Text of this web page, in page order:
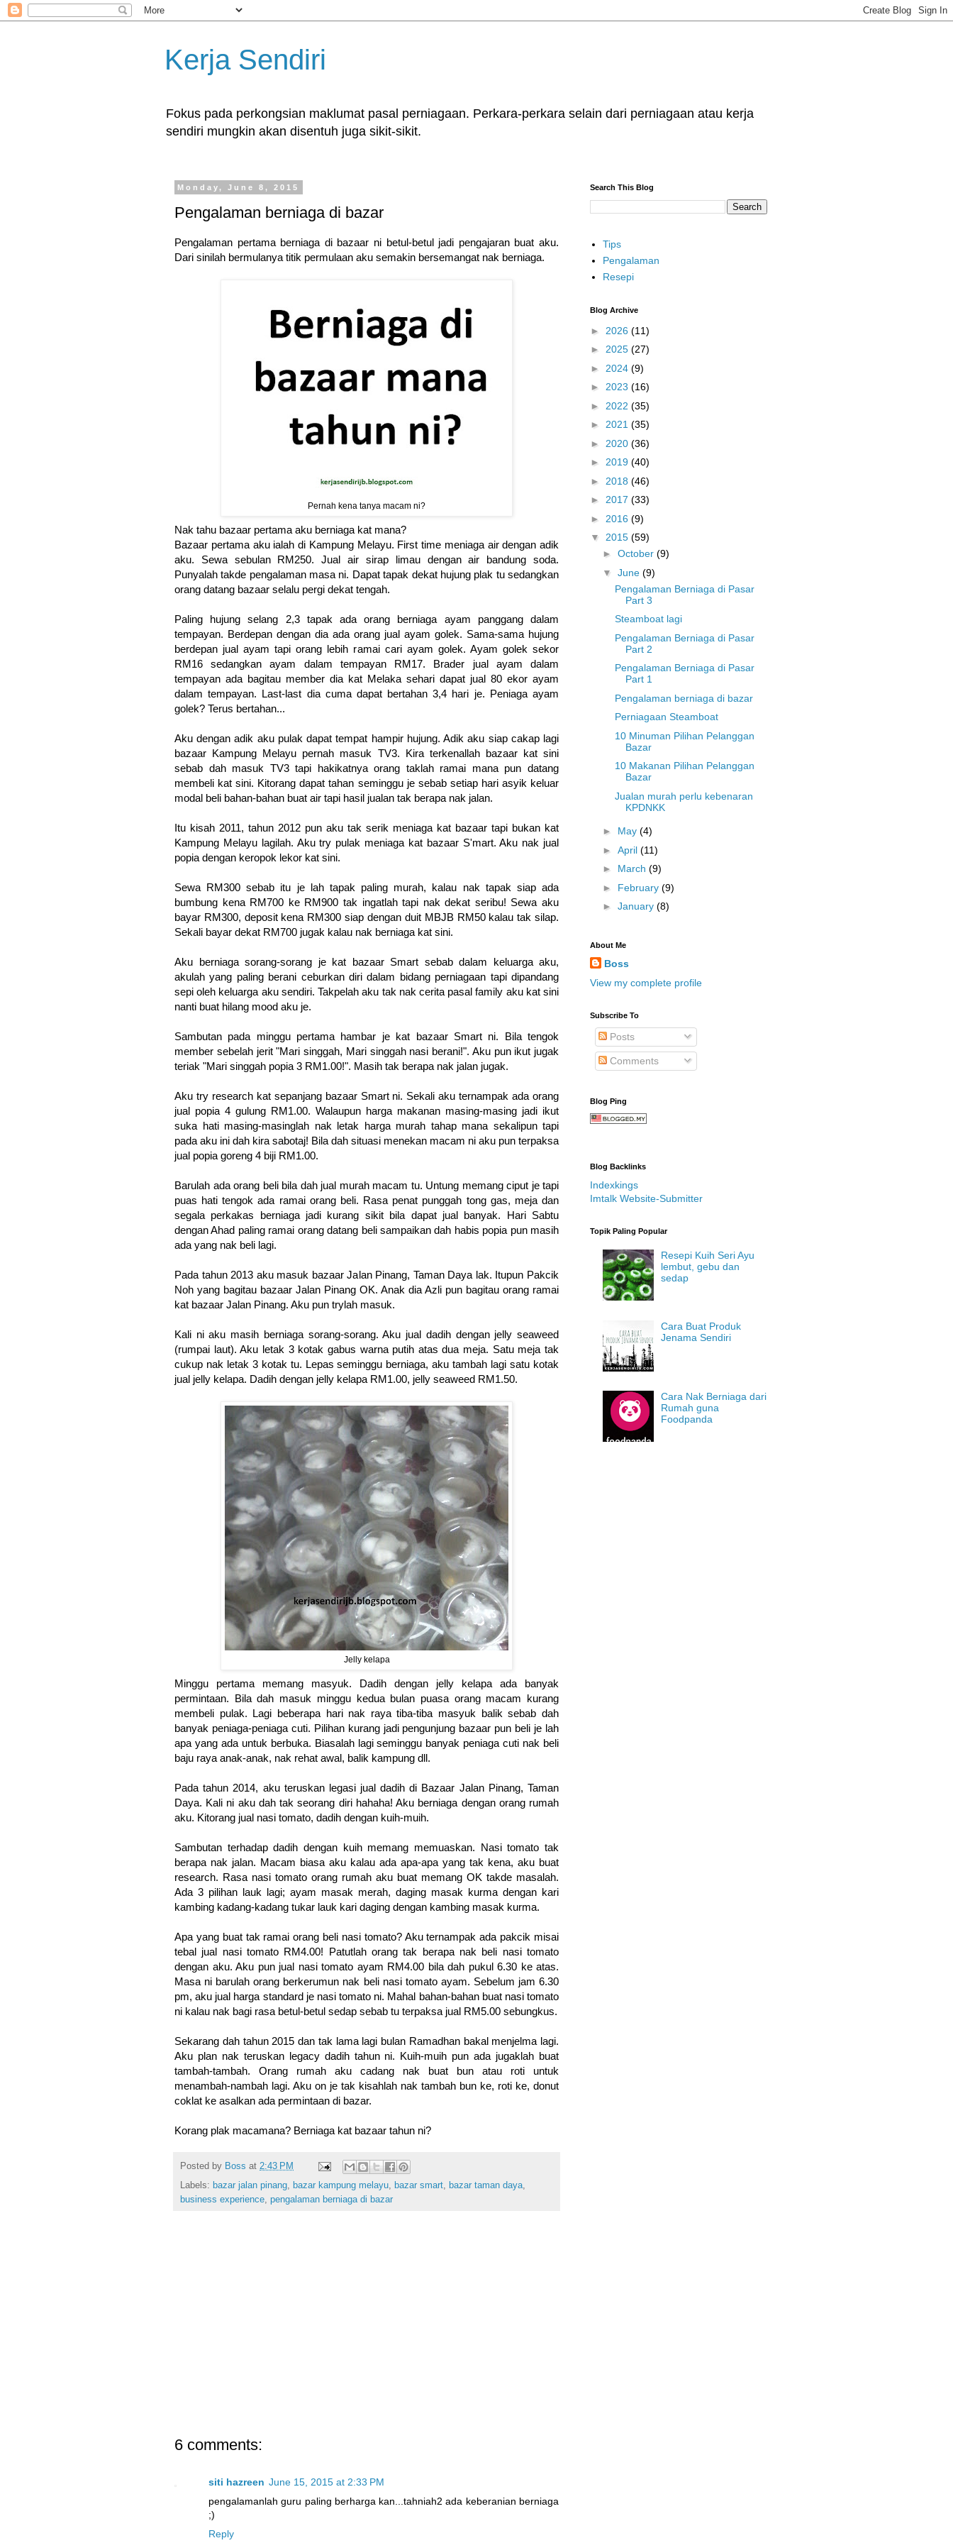
Kerja Sendiri
Fokus pada perkongsian maklumat pasal perniagaan. Perkara-perkara selain dari perniagaan atau kerja
sendiri mungkin akan disentuh juga sikit-sikit.
Monday, June 8, 2015
Pengalaman berniaga di bazar
Pengalaman pertama berniaga di bazaar ni betul-betul jadi pengajaran buat aku.
Dari sinilah bermulanya titik permulaan aku semakin bersemangat nak berniaga.
Pernah kena tanya macam ni?
Nak tahu bazaar pertama aku berniaga kat mana?
Bazaar pertama aku ialah di Kampung Melayu. First time meniaga air dengan adik
aku. Sewa sebulan RM250. Jual air sirap limau dengan air bandung soda.
Punyalah takde pengalaman masa ni. Dapat tapak dekat hujung plak tu sedangkan
orang datang bazaar selalu pergi dekat tengah.
Paling hujung selang 2,3 tapak ada orang berniaga ayam panggang dalam
tempayan. Berdepan dengan dia ada orang jual ayam golek. Sama-sama hujung
berdepan jual ayam tapi orang lebih ramai cari ayam golek. Ayam golek sekor
RM16 sedangkan ayam dalam tempayan RM17. Brader jual ayam dalam
tempayan ada bagitau member dia kat Melaka sehari dapat jual 80 ekor ayam
dalam tempayan. Last-last dia cuma dapat bertahan 3,4 hari je. Peniaga ayam
golek? Terus bertahan...
Aku dengan adik aku pulak dapat tempat hampir hujung. Adik aku siap cakap lagi
bazaar Kampung Melayu pernah masuk TV3. Kira terkenallah bazaar kat sini
sebab dah masuk TV3 tapi hakikatnya orang taklah ramai mana pun datang
membeli kat sini. Kitorang dapat tahan seminggu je sebab setiap hari asyik keluar
modal beli bahan-bahan buat air tapi hasil jualan tak berapa nak jalan.
Itu kisah 2011, tahun 2012 pun aku tak serik meniaga kat bazaar tapi bukan kat
Kampung Melayu lagilah. Aku try pulak meniaga kat bazaar S'mart. Aku nak jual
popia dengan keropok lekor kat sini.
Sewa RM300 sebab itu je lah tapak paling murah, kalau nak tapak siap ada
bumbung kena RM700 ke RM900 tak ingatlah tapi nak dekat seribu! Sewa aku
bayar RM300, deposit kena RM300 siap dengan duit MBJB RM50 kalau tak silap.
Sekali bayar dekat RM700 jugak kalau nak berniaga kat sini.
Aku berniaga sorang-sorang je kat bazaar Smart sebab dalam keluarga aku,
akulah yang paling berani ceburkan diri dalam bidang perniagaan tapi dipandang
sepi oleh keluarga aku sendiri. Takpelah aku tak nak cerita pasal family aku kat sini
nanti buat hilang mood aku je.
Sambutan pada minggu pertama hambar je kat bazaar Smart ni. Bila tengok
member sebelah jerit "Mari singgah, Mari singgah nasi berani!". Aku pun ikut jugak
teriak "Mari singgah popia 3 RM1.00!". Masih tak berapa nak jalan jugak.
Aku try research kat sepanjang bazaar Smart ni. Sekali aku ternampak ada orang
jual popia 4 gulung RM1.00. Walaupun harga makanan masing-masing jadi ikut
suka hati masing-masinglah nak letak harga murah tahap mana sekalipun tapi
pada aku ini dah kira sabotaj! Bila dah situasi menekan macam ni aku pun terpaksa
jual popia goreng 4 biji RM1.00.
Barulah ada orang beli bila dah jual murah macam tu. Untung memang ciput je tapi
puas hati tengok ada ramai orang beli. Rasa penat punggah tong gas, meja dan
segala perkakas berniaga jadi kurang sikit bila dapat jual banyak. Hari Sabtu
dengan Ahad paling ramai orang datang beli sampaikan dah habis popia pun masih
ada yang nak beli lagi.
Pada tahun 2013 aku masuk bazaar Jalan Pinang, Taman Daya lak. Itupun Pakcik
Noh yang bagitau bazaar Jalan Pinang OK. Anak dia Azli pun bagitau orang ramai
kat bazaar Jalan Pinang. Aku pun trylah masuk.
Kali ni aku masih berniaga sorang-sorang. Aku jual dadih dengan jelly seaweed
(rumpai laut). Aku letak 3 kotak gabus warna putih atas dua meja. Satu meja tak
cukup nak letak 3 kotak tu. Lepas seminggu berniaga, aku tambah lagi satu kotak
jual jelly kelapa. Dadih dengan jelly kelapa RM1.00, jelly seaweed RM1.50.
Jelly kelapa
Minggu pertama memang masyuk. Dadih dengan jelly kelapa ada banyak
permintaan. Bila dah masuk minggu kedua bulan puasa orang macam kurang
membeli pulak. Lagi beberapa hari nak raya tiba-tiba masyuk balik sebab dah
banyak peniaga-peniaga cuti. Pilihan kurang jadi pengunjung bazaar pun beli je lah
apa yang ada untuk berbuka. Biasalah lagi seminggu banyak peniaga cuti nak beli
baju raya anak-anak, nak rehat awal, balik kampung dll.
Pada tahun 2014, aku teruskan legasi jual dadih di Bazaar Jalan Pinang, Taman
Daya. Kali ni aku dah tak seorang diri hahaha! Aku berniaga dengan orang rumah
aku. Kitorang jual nasi tomato, dadih dengan kuih-muih.
Sambutan terhadap dadih dengan kuih memang memuaskan. Nasi tomato tak
berapa nak jalan. Macam biasa aku kalau ada apa-apa yang tak kena, aku buat
research. Rasa nasi tomato orang rumah aku buat memang OK takde masalah.
Ada 3 pilihan lauk lagi; ayam masak merah, daging masak kurma dengan kari
kambing kadang-kadang tukar lauk kari daging dengan kambing masak kurma.
Apa yang buat tak ramai orang beli nasi tomato? Aku ternampak ada pakcik misai
tebal jual nasi tomato RM4.00! Patutlah orang tak berapa nak beli nasi tomato
dengan aku. Aku pun jual nasi tomato ayam RM4.00 bila dah pukul 6.30 ke atas.
Masa ni barulah orang berkerumun nak beli nasi tomato ayam. Sebelum jam 6.30
pm, aku jual harga standard je nasi tomato ni. Mahal bahan-bahan buat nasi tomato
ni kalau nak bagi rasa betul-betul sedap sebab tu terpaksa jual RM5.00 sebungkus.
Sekarang dah tahun 2015 dan tak lama lagi bulan Ramadhan bakal menjelma lagi.
Aku plan nak teruskan legacy dadih tahun ni. Kuih-muih pun ada jugaklah buat
tambah-tambah. Orang rumah aku cadang nak buat bun atau roti untuk
menambah-nambah lagi. Aku on je tak kisahlah nak tambah bun ke, roti ke, donut
coklat ke asalkan ada permintaan di bazar.
Korang plak macamana? Berniaga kat bazaar tahun ni?
Posted by Boss at 2:43 PM
Labels: bazar jalan pinang, bazar kampung melayu, bazar smart, bazar taman daya,
business experience, pengalaman berniaga di bazar
6 comments:
siti hazreen June 15, 2015 at 2:33 PM
pengalamanlah guru paling berharga kan...tahniah2 ada keberanian berniaga
;)
Reply
Search This Blog
Tips
Pengalaman
Resepi
Blog Archive
► 2026 (11)
► 2025 (27)
► 2024 (9)
► 2023 (16)
► 2022 (35)
► 2021 (35)
► 2020 (36)
► 2019 (40)
► 2018 (46)
► 2017 (33)
► 2016 (9)
▼ 2015 (59)
► October (9)
▼ June (9)
Pengalaman Berniaga di Pasar
Part 3
Steamboat lagi
Pengalaman Berniaga di Pasar
Part 2
Pengalaman Berniaga di Pasar
Part 1
Pengalaman berniaga di bazar
Perniagaan Steamboat
10 Minuman Pilihan Pelanggan
Bazar
10 Makanan Pilihan Pelanggan
Bazar
Jualan murah perlu kebenaran
KPDNKK
► May (4)
► April (11)
► March (9)
► February (9)
► January (8)
About Me
Boss
View my complete profile
Subscribe To
Posts
Comments
Blog Ping
Blog Backlinks
Indexkings
Imtalk Website-Submitter
Topik Paling Popular
Resepi Kuih Seri Ayu
lembut, gebu dan
sedap
Cara Buat Produk
Jenama Sendiri
Cara Nak Berniaga dari
Rumah guna
Foodpanda